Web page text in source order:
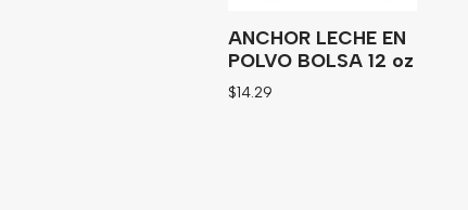
ANCHOR LECHE EN
POLVO BOLSA 12 oz
$14.29